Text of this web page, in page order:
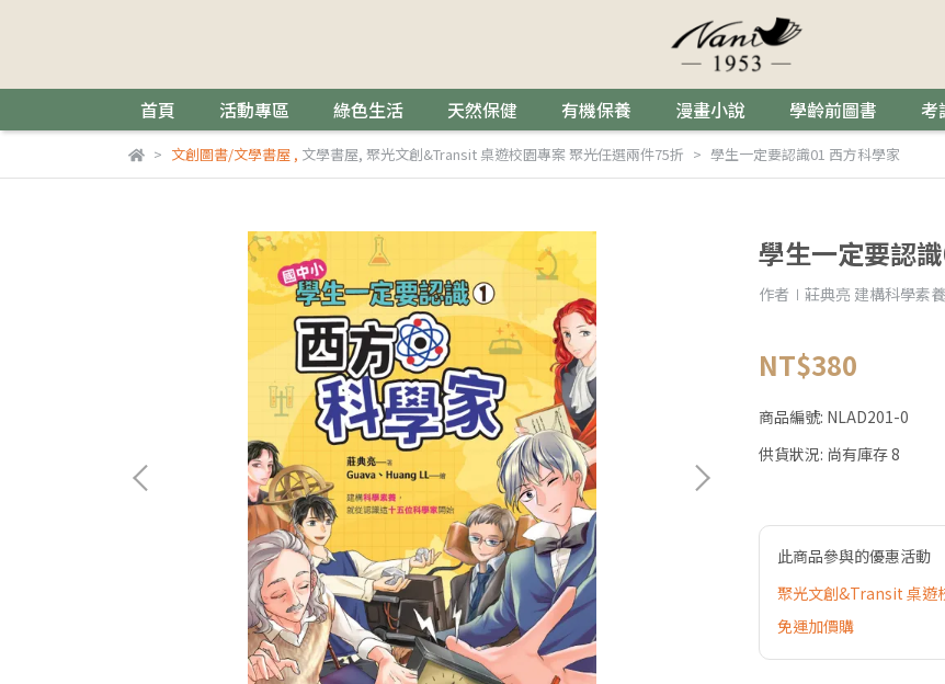
首頁 活動專區 綠色生活 天然保健 有機保養 漫畫小說 學齡前圖書 考
文創圖書/文學書屋, 文學書屋, 聚光文創&Transit 桌遊校園專案 聚光任選兩件75折 學生一定要認識01 西方科學家
學生一定要認
作者∣莊典亮 建構科學素
NT$380
商品編號: NLAD201-0
供貨狀況: 尚有庫存 8
此商品參與的優惠活動
聚光文創&Transit 桌遊
免運加價購